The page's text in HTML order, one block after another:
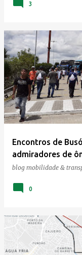
3
Encontros de
admiradores de
blog mobilidade &
0